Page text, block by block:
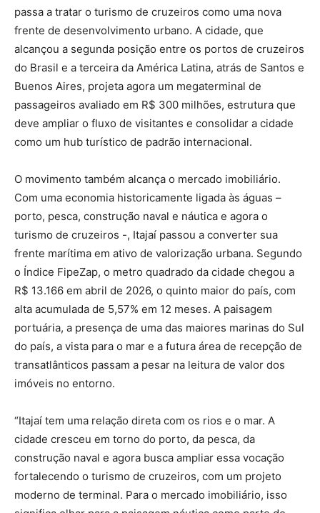
passa a tratar o turismo de cruzeiros como uma nova
frente de desenvolvimento urbano. A cidade, que
alcançou a segunda posição entre os portos de cruzeiros
do Brasil e a terceira da América Latina, atrás de Santos e
Buenos Aires, projeta agora um megaterminal de
passageiros avaliado em R$ 300 milhões, estrutura que
deve ampliar o fluxo de visitantes e consolidar a cidade
como um hub turístico de padrão internacional.
O movimento também alcança o mercado imobiliário.
Com uma economia historicamente ligada às águas –
porto, pesca, construção naval e náutica e agora o
turismo de cruzeiros -, Itajaí passou a converter sua
frente marítima em ativo de valorização urbana. Segundo
o Índice FipeZap, o metro quadrado da cidade chegou a
R$ 13.166 em abril de 2026, o quinto maior do país, com
alta acumulada de 5,57% em 12 meses. A paisagem
portuária, a presença de uma das maiores marinas do Sul
do país, a vista para o mar e a futura área de recepção de
transatlânticos passam a pesar na leitura de valor dos
imóveis no entorno.
“Itajaí tem uma relação direta com os rios e o mar. A
cidade cresceu em torno do porto, da pesca, da
construção naval e agora busca ampliar essa vocação
fortalecendo o turismo de cruzeiros, com um projeto
moderno de terminal. Para o mercado imobiliário, isso